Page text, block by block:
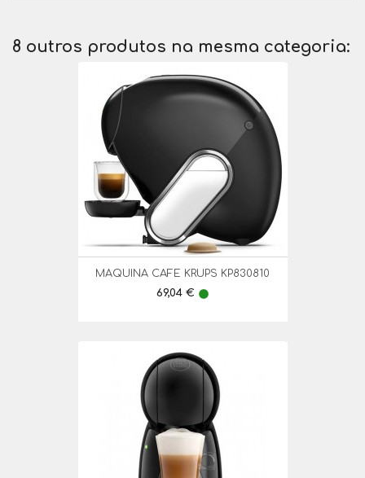
8 outros produtos na mesma categoria:
MAQUINA CAFE KRUPS KP830810
Preço
69,04 € lens